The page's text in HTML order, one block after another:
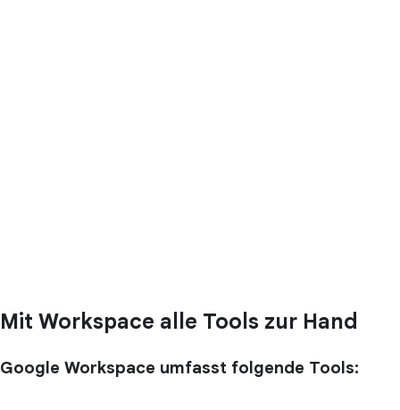
Mit Workspace alle Tools zur Hand
Google Workspace umfasst folgende Tools: